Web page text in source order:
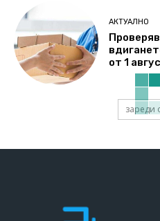
АКТУАЛНО
от 1
зареди